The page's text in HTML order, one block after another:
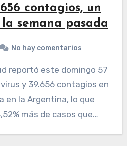
contagios, un
la semana pasada
No hay comentarios
y 39.656 contagios en
en la Argentina, lo que
más de casos que…